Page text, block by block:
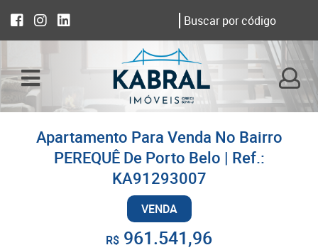
Apartamento Para Venda No Bairro
PEREQUÊ De Porto Belo | Ref.:
KA91293007
VENDA
R$ 961.541,96